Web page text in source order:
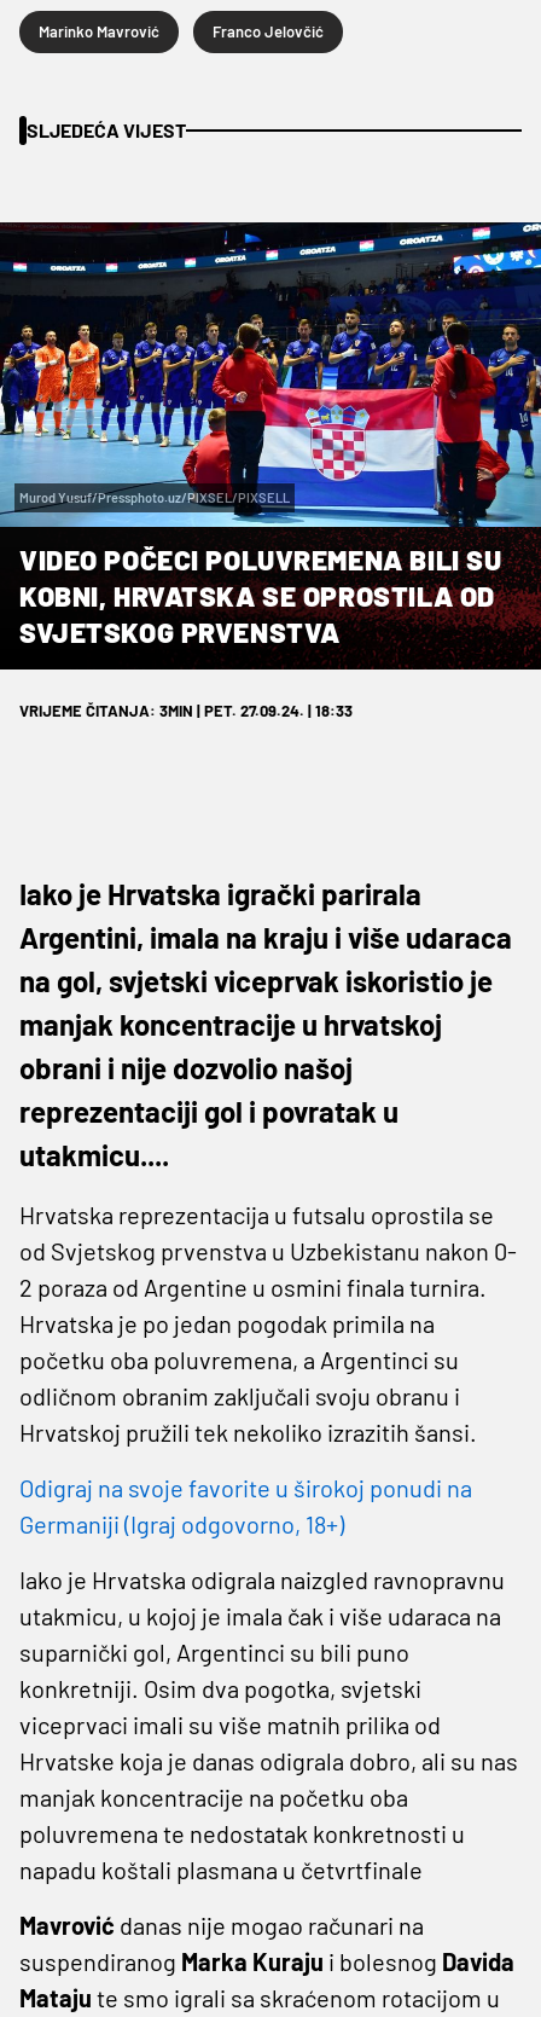
Marinko Mavrović Franco Jelovčić
SLJEDEĆA VIJEST
Murod Yusuf/Pressphoto.uz/PIXSEL/PIXSELL
VIDEO POČECI POLUVREMENA BILI SU
KOBNI, HRVATSKA SE OPROSTILA OD
SVJETSKOG PRVENSTVA
VRIJEME ČITANJA: 3MIN | PET. 27.09.24. | 18:33
Iako je Hrvatska igrački parirala
Argentini, imala na kraju i više udaraca
na gol, svjetski viceprvak iskoristio je
manjak koncentracije u hrvatskoj
obrani i nije dozvolio našoj
reprezentaciji gol i povratak u
utakmicu....
Hrvatska reprezentacija u futsalu oprostila se
od Svjetskog prvenstva u Uzbekistanu nakon 0-
2 poraza od Argentine u osmini finala turnira.
Hrvatska je po jedan pogodak primila na
početku oba poluvremena, a Argentinci su
odličnom obranim zaključali svoju obranu i
Hrvatskoj pružili tek nekoliko izrazitih šansi.
Odigraj na svoje favorite u širokoj ponudi na
Germaniji (Igraj odgovorno, 18+)
Iako je Hrvatska odigrala naizgled ravnopravnu
utakmicu, u kojoj je imala čak i više udaraca na
suparnički gol, Argentinci su bili puno
konkretniji. Osim dva pogotka, svjetski
viceprvaci imali su više matnih prilika od
Hrvatske koja je danas odigrala dobro, ali su nas
manjak koncentracije na početku oba
poluvremena te nedostatak konkretnosti u
napadu koštali plasmana u četvrtfinale
Mavrović danas nije mogao računari na
suspendiranog Marka Kuraju i bolesnog Davida
Mataju te smo igrali sa skraćenom rotacijom u